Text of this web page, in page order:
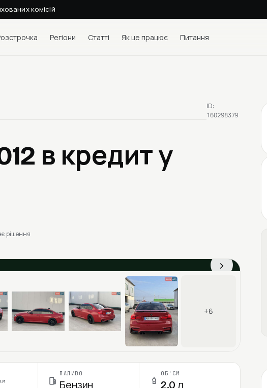
комісій
Регіони Статті Як це працює Питання
в кредит у
рішення
ID:
160298379
›
+6
ПАЛИВО
Бензин
ОБ'ЄМ
2.0 л